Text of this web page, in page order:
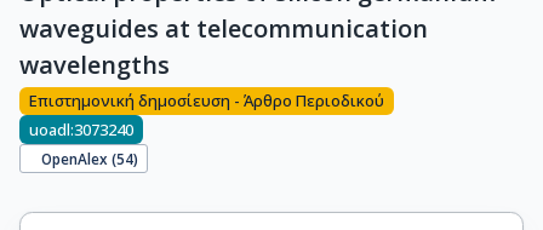
waveguides at telecommunication
wavelengths
Επιστημονική δημοσίευση - Άρθρο Περιοδικού
uoadl:3073240
OpenAlex (54)